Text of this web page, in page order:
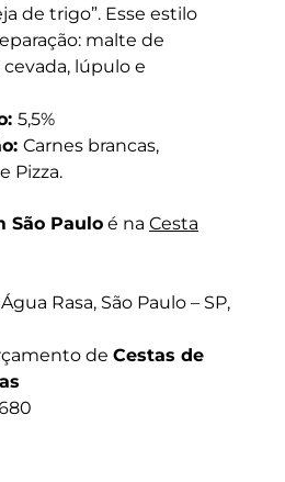
de trigo”. Esse estilo
malte de
lúpulo e
5,5%
Carnes brancas,
Pizza.
São Paulo é na Cesta
Rasa, São Paulo – SP,
de Cestas de